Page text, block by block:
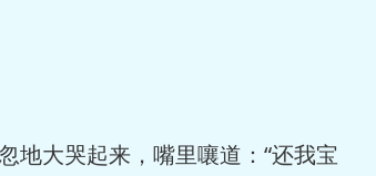
大哭起来，嘴里嚷道：“还我宝